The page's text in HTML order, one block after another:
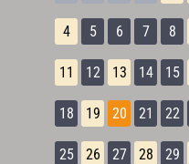
4 5 6 7 8
11 12 13 14 15
18 19 20 21 22
25 26 27 28 29